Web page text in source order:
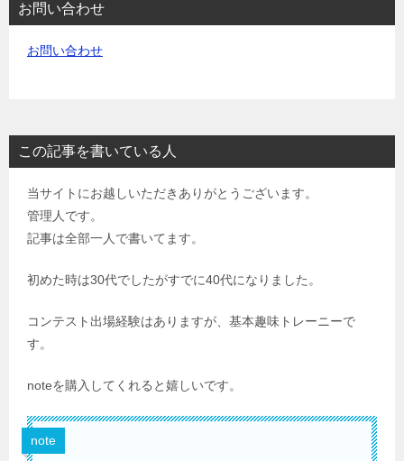
お問い合わせ
お問い合わせ
この記事を書いている人
当サイトにお越しいただきありがとうございます。
管理人です。
記事は全部一人で書いてます。
初めた時は30代でしたがすでに40代になりました。
コンテスト出場経験はありますが、基本趣味トレーニーで
す。
noteを購入してくれると嬉しいです。
note